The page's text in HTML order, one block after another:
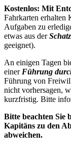
Kostenlos: Mit
Fahrkarten erhalten
Aufgaben zu
etwas aus der
geeignet).
An einigen Tagen
einer Führung
Führung von
nicht vorhersagen,
kurzfristig. Bitte
Bitte beachten Sie
Kapitäns zu den
abweichen.